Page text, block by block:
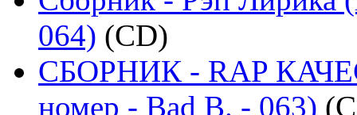
064) (CD)
СБОРНИК - RAP
номер - Bad B. - 063)